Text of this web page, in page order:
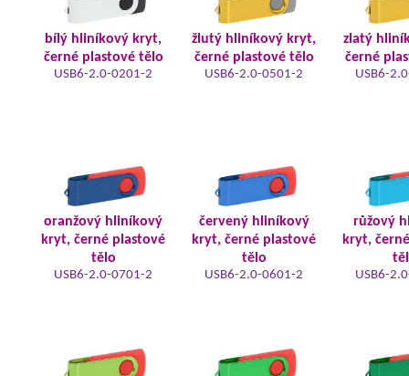
bílý hliníkový kryt,
černé plastové tělo
USB6-2.0-0201-2
žlutý hliníkový kryt,
černé plastové tělo
USB6-2.0-0501-2
zlatý
černé
USB6-
oranžový hliníkový
kryt, černé plastové
tělo
USB6-2.0-0701-2
červený hliníkový
kryt, černé plastové
tělo
USB6-2.0-0601-2
růžový
kryt,
USB6-